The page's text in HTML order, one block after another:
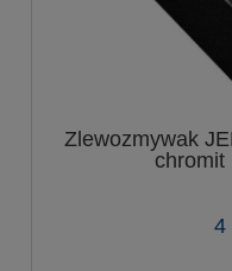
Zlewozmywak
chromit
4